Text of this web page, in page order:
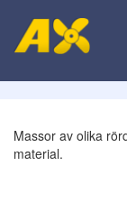
Massor av olika
material.